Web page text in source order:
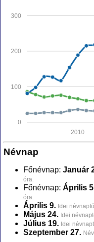
0
100
200
300
2010
Névnap
Főnévnap: Január
óra.
Főnévnap: Április
óra.
Április 9. Idei
Május 24. Idei
Július 19. Idei
Szeptember 27.